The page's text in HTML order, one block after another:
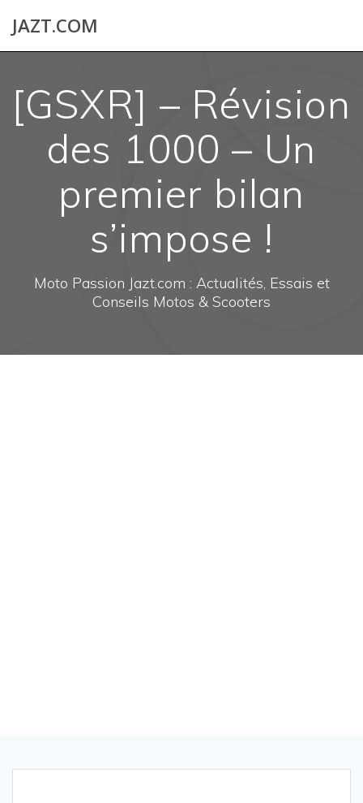
JAZT.COM
[GSXR] – Révision
des 1000 – Un
premier bilan
s’impose !
Moto Passion Jazt.com : Actualités, Essais et
Conseils Motos & Scooters